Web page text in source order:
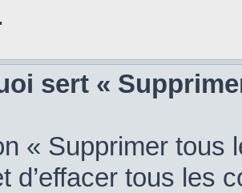
sert «
« Supprimer
d’effacer tous les